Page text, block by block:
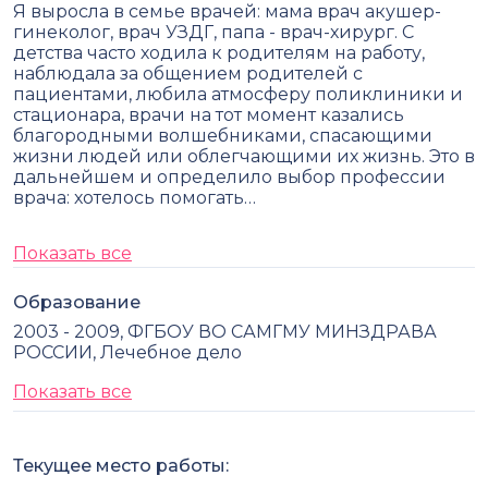
Я выросла в семье врачей: мама врач акушер-
гинеколог, врач УЗДГ, папа - врач-хирург. С
детства часто ходила к родителям на работу,
наблюдала за общением родителей с
пациентами, любила атмосферу поликлиники и
стационара, врачи на тот момент казались
благородными волшебниками, спасающими
жизни людей или облегчающими их жизнь. Это в
дальнейшем и определило выбор профессии
врача: хотелось помогать…
Показать все
Образование
2003 - 2009, ФГБОУ ВО САМГМУ МИНЗДРАВА
РОССИИ, Лечебное дело
Показать все
Текущее место работы: